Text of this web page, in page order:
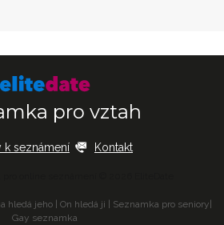
pro vztah
k seznámení Kontakt
hledá jeho| On hledá ji Seznamka pro seniory
Gay seznamka